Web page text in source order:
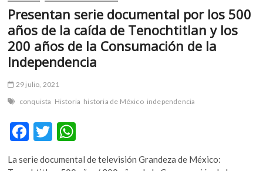
Presentan serie documental por los 500
años de la caída de Tenochtitlan y los
200 años de la Consumación de la
Independencia
29 julio, 2021
conquista Historia historia de México independencia
F
T
La serie documental de televisión Grandeza de México: